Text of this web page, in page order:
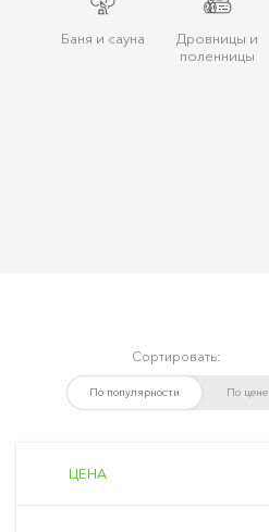
Баня и сауна
Дровницы и
поленницы
Сортировать:
По популярности По цене
ЦЕНА